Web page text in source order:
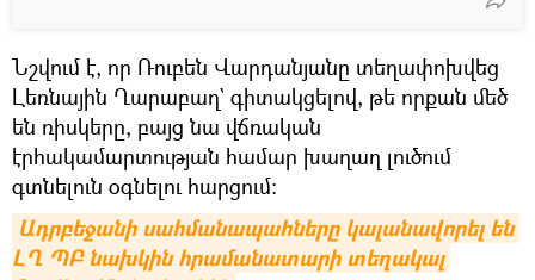
Նշվում է, որ Ռուբեն Վարդանյանը տեղափոխվեց
Լեռնային Ղարաբաղ` գիտակցելով, թե որքան մեծ
են ռիսկերը, բայց նա վճռական
էրհակամարտության համար խաղաղ լուծում
գտնելուն օգնելու հարցում։
Ադրբեջանի սահմանապահները կալանավորել են
ԼՂ ՊԲ նախկին հրամանատարի տեղակալ